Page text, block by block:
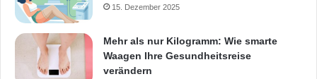
15. Dezember 2025
Mehr als nur Kilogramm: Wie smarte
Waagen Ihre Gesundheitsreise
verändern